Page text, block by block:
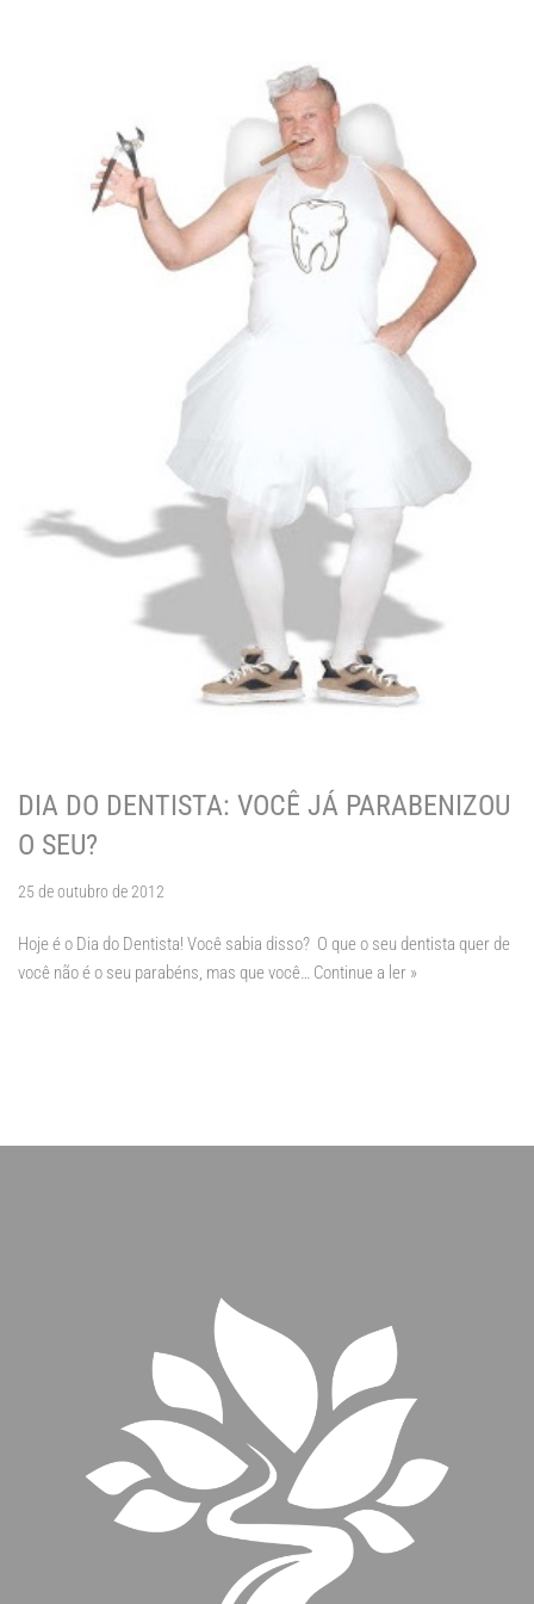
DIA DO DENTISTA: VOCÊ JÁ PARABENIZOU
O SEU?
25 de outubro de 2012
Hoje é o Dia do Dentista! Você sabia disso? O que o seu dentista quer de
você não é o seu parabéns, mas que você… Continue a ler »